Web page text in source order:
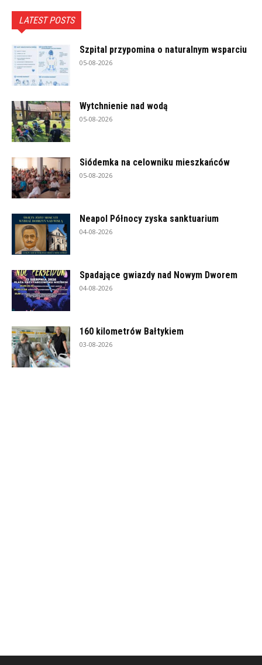
LATEST POSTS
Szpital przypomina o naturalnym wsparciu
05-08-2026
Wytchnienie nad wodą
05-08-2026
Siódemka na celowniku mieszkańców
05-08-2026
Neapol Północy zyska sanktuarium
04-08-2026
Spadające gwiazdy nad Nowym Dworem
04-08-2026
160 kilometrów Bałtykiem
03-08-2026